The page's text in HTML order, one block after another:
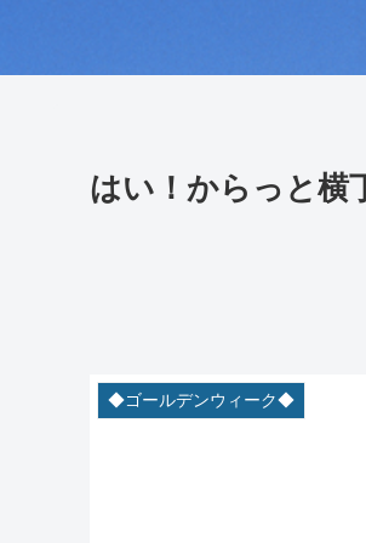
はい！からっと横
◆ゴールデンウィーク◆